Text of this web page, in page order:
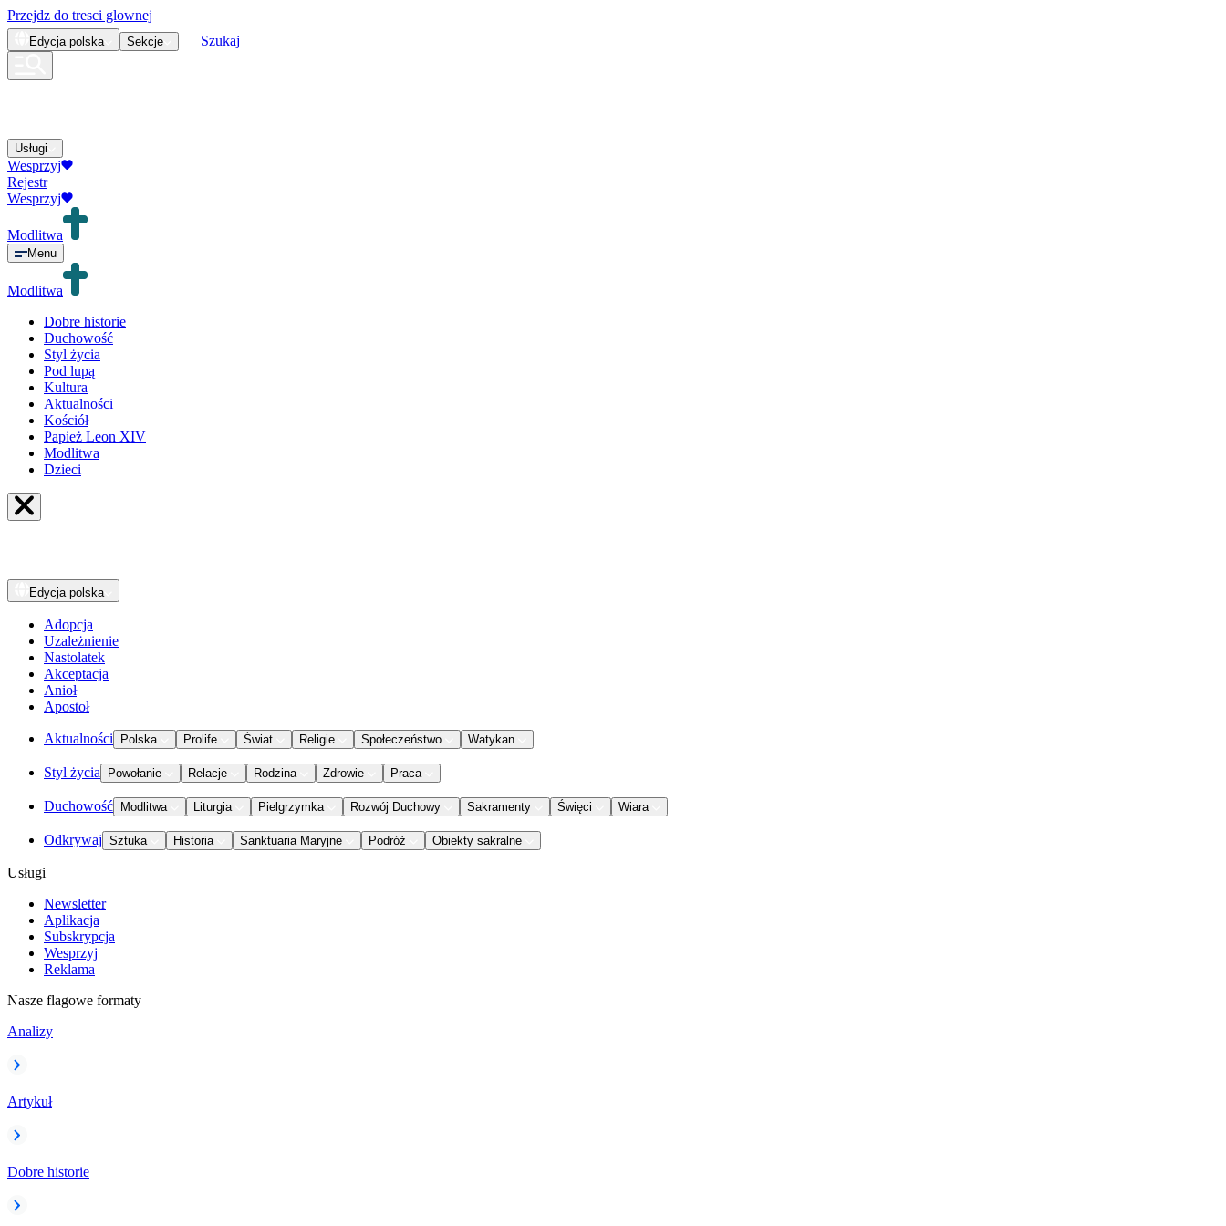
Przejdz do tresci glownej
Edycja polska Sekcje Szukaj
Usługi
Wesprzyj
Rejestr
Wesprzyj
Modlitwa
Menu
Modlitwa
Dobre historie
Duchowość
Styl życia
Pod lupą
Kultura
Aktualności
Kościół
Papież Leon XIV
Modlitwa
Dzieci
Edycja polska
Adopcja
Uzależnienie
Nastolatek
Akceptacja
Anioł
Apostoł
Aktualności Polska Prolife Świat Religie Społeczeństwo Watykan
Styl życia Powołanie Relacje Rodzina Zdrowie Praca
Duchowość Modlitwa Liturgia Pielgrzymka Rozwój Duchowy Sakramenty Święci Wiara
Odkrywaj Sztuka Historia Sanktuaria Maryjne Podróż Obiekty sakralne
Usługi
Newsletter
Aplikacja
Subskrypcja
Wesprzyj
Reklama
Nasze flagowe formaty
Analizy
Artykuł
Dobre historie